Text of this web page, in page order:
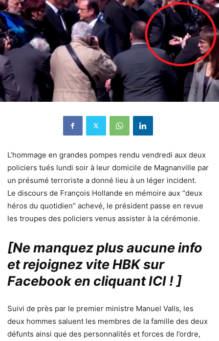
L’hommage en grandes pompes rendu vendredi aux deux
policiers tués lundi soir à leur domicile de Magnanville par
un présumé terroriste a donné lieu à un léger incident.
Le discours de François Hollande en mémoire aux “deux
héros du quotidien” achevé, le président passe en revue
les troupes des policiers venus assister à la cérémonie.
[Ne manquez plus aucune info
et rejoignez vite HBK sur
Facebook en cliquant ICI !]
Suivi de près par le premier ministre Manuel Valls, les
deux hommes saluent les membres de la famille des deux
défunts ainsi que des personnalités et forces de l’ordre,